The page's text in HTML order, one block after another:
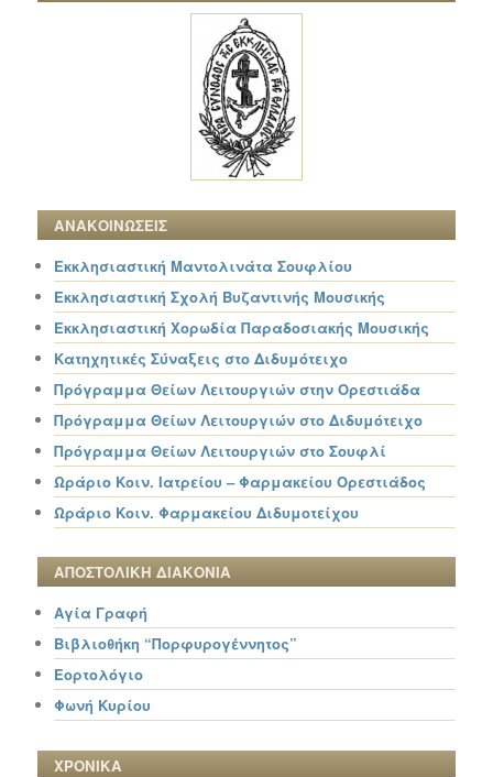
ΑΝΑΚΟΙΝΩΣΕΙΣ
Εκκλησιαστική Μαντολινάτα Σουφλίου
Εκκλησιαστική Σχολή Βυζαντινής Μουσικής
Εκκλησιαστική Χορωδία Παραδοσιακής Μουσικής
Κατηχητικές Σύναξεις στο Διδυμότειχο
Πρόγραμμα Θείων Λειτουργιών στην Ορεστιάδα
Πρόγραμμα Θείων Λειτουργιών στο Διδυμότειχο
Πρόγραμμα Θείων Λειτουργιών στο Σουφλί
Ωράριο Κοιν. Ιατρείου – Φαρμακείου Ορεστιάδος
Ωράριο Κοιν. Φαρμακείου Διδυμοτείχου
ΑΠΟΣΤΟΛΙΚΗ ΔΙΑΚΟΝΙΑ
Αγία Γραφή
Βιβλιοθήκη “Πορφυρογέννητος”
Εορτολόγιο
Φωνή Κυρίου
ΧΡΟΝΙΚΑ